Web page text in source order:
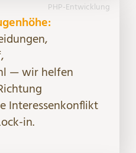
PHP-Entwicklung
— wir helfen
Interessenkonflikt
in.